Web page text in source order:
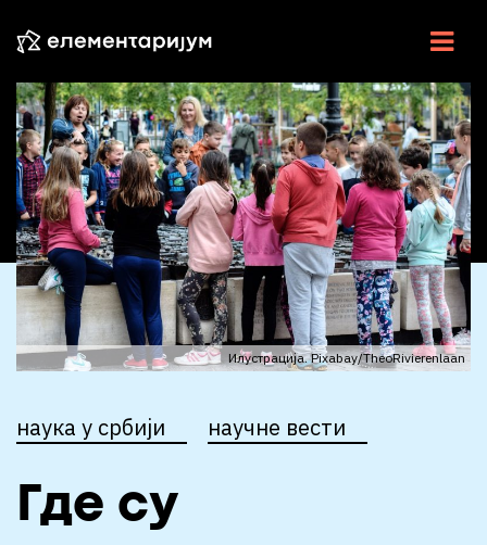
НАУКА У СРБИЈИ
НАУЧНЕ ВЕСТИ
У ЦЕНТРУ
ЕСЕЈИ
ИНТЕРВЈУ
ЕЛЕМЕНТИ
О НАМА
Илустрација. Pixabay/TheoRivierenlaan
наука у србији научне вести
Где су